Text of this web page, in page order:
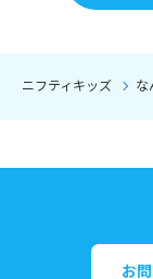
ニフティキッズ な
お